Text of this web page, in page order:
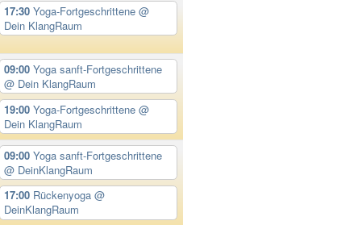
17:30 Yoga-Fortgeschrittene @
Dein KlangRaum
09:00 Yoga sanft-Fortgeschrittene
@ Dein KlangRaum
19:00 Yoga-Fortgeschrittene @
Dein KlangRaum
09:00 Yoga sanft-Fortgeschrittene
@ DeinKlangRaum
17:00 Rückenyoga @
DeinKlangRaum